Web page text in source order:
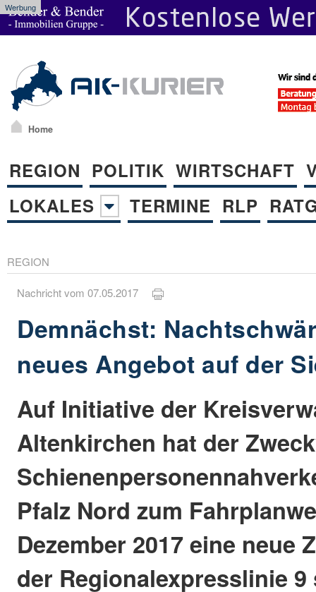
Werbung
Home
REGION POLITIK WIRTSCHAFT
LOKALES
TERMINE RLP
REGION
Nachricht vom 07.05.2017
Demnächst:
neues Angebot auf der
Auf Initiative der
Altenkirchen hat der
Pfalz Nord zum
Dezember 2017 eine neue
der Regionalexpresslinie